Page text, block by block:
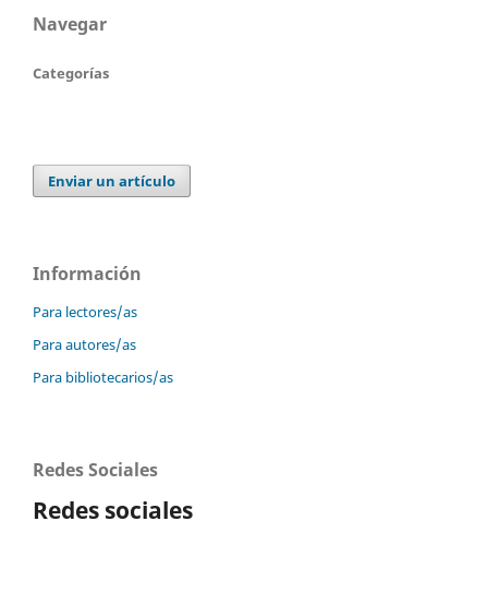
Navegar
Categorías
Enviar un artículo
Información
Para lectores/as
Para autores/as
Para bibliotecarios/as
Redes Sociales
Redes sociales